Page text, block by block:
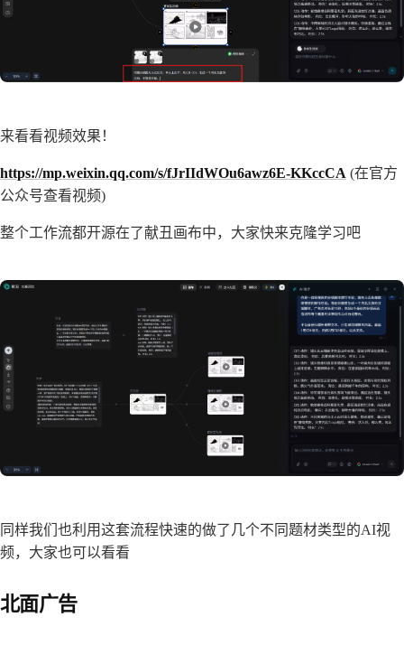
来看看视频效果！
https://mp.weixin.qq.com/s/fJrIIdWOu6awz6E-KKccCA (在官方
公众号查看视频)
整个工作流都开源在了献丑画布中，大家快来克隆学习吧
同样我们也利用这套流程快速的做了几个不同题材类型的AI视
频，大家也可以看看
北面广告